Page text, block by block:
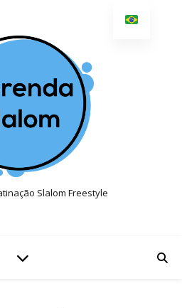
Slalom Freestyle